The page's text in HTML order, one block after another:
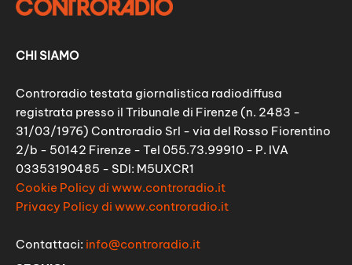
CHI SIAMO
Controradio testata giornalistica radiodiffusa
registrata presso il Tribunale di Firenze (n. 2483 -
31/03/1976) Controradio Srl - via del Rosso Fiorentino
2/b - 50142 Firenze - Tel 055.73.99910 - P. IVA
03353190485 - SDI: M5UXCR1
Cookie Policy di www.controradio.it
Privacy Policy di www.controradio.it
Contattaci: info@controradio.it